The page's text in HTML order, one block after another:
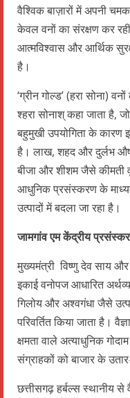
वैश्विक बाज़ारों में अपनी
केवल वनों का संरक्षण कर
आत्मविश्वास और आर्थिक
है।
‘ग्रीन गोल्ड’ (हरा सोना)
श्हरा सोनाश् कहा जाता है,
बहुमुखी उपयोगिता के कारण
है। लाख, शहद और दुर्लभ
बीजा और शीशम जैसे कीमती
आधुनिक प्रसंस्करण के
उत्पादों में बदला जा रहा है।
जामगांव एम केंद्रीय
मुख्यमंत्री विष्णु देव साय और
इकाई वनोपज आधारित
गिलोय और अश्वगंधा जैसे
परिवर्तित किया जाता है।
क्षमता वाले अत्याधुनिक
संग्राहकों को बाजार के
छत्तीसगढ़ हर्बल्स स्थानीय